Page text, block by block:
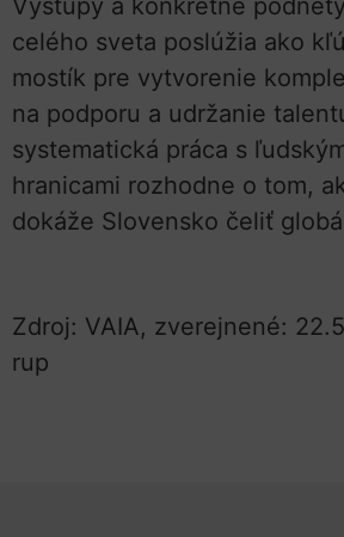
celého sveta poslúžia ako
mostík pre vytvorenie
na podporu a udržanie
systematická práca s
hranicami rozhodne o tom,
dokáže Slovensko čeliť
Zdroj: VAIA, zverejnené:
rup